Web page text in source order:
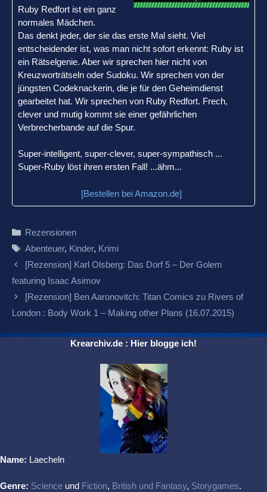
Ruby Redfort ist ein ganz
normales Mädchen.
Das denkt jeder, der sie das erste Mal sieht. Viel
entscheidender ist, was man nicht sofort erkennt: Ruby ist
ein Rätselgenie. Aber wir sprechen hier nicht von
Kreuzworträtseln oder Sudoku. Wir sprechen von der
jüngsten Codeknackerin, die je für den Geheimdienst
gearbeitet hat. Wir sprechen von Ruby Redfort. Frech,
clever und mutig kommt sie einer gefährlichen
Verbrecherbande auf die Spur.
Super-intelligent, super-clever, super-sympathisch ...
Super-Ruby löst ihren ersten Fall! ...ähm...
[Bestellen bei Amazon.de]
Kategorien
Rezensionen
Schlagwörter
Abenteuer, Kinder, Krimi
Beitrags-
Navigation
[Rezension] Karl Olsberg: Das Dorf 5 – Der Golem
featuring Isaac Asimov
[Rezension] Ben Aaronovitch: Titan Comics zu Rivers of
London : Body Work 1 – Making other Plans (16.07.2015)
Krearchiv.de : Hier blogge ich!
Name: Laecheln
Genre: Science und Fiction, British und Fantasy, Storygames.